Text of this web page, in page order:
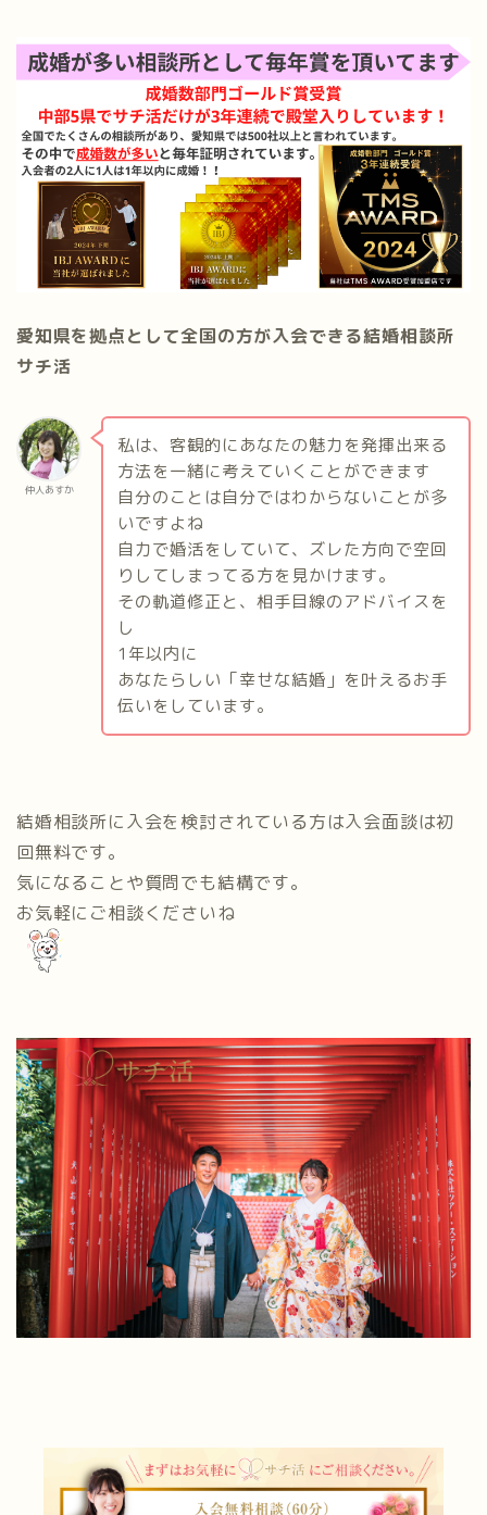
愛知県を拠点として全国の方が入会できる結婚相談所
サチ活
仲人あすか
私は、客観的にあなたの魅力を発揮出来る
方法を一緒に考えていくことができます
自分のことは自分ではわからないことが多
いですよね
自力で婚活をしていて、ズレた方向で空回
りしてしまってる方を見かけます。
その軌道修正と、相手目線のアドバイスを
し
1 年以内に
あなたらしい「幸せな結婚」を叶えるお手
伝いをしています。
結婚相談所に入会を検討されている方は入会面談は初
回無料です。
気になることや質問でも結構です。
お気軽にご相談くださいね